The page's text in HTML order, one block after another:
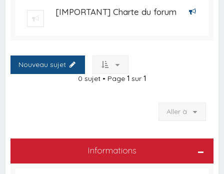
[IMPORTANT] Charte du forum
Nouveau sujet
0 sujet • Page 1 sur 1
Aller à
Informations